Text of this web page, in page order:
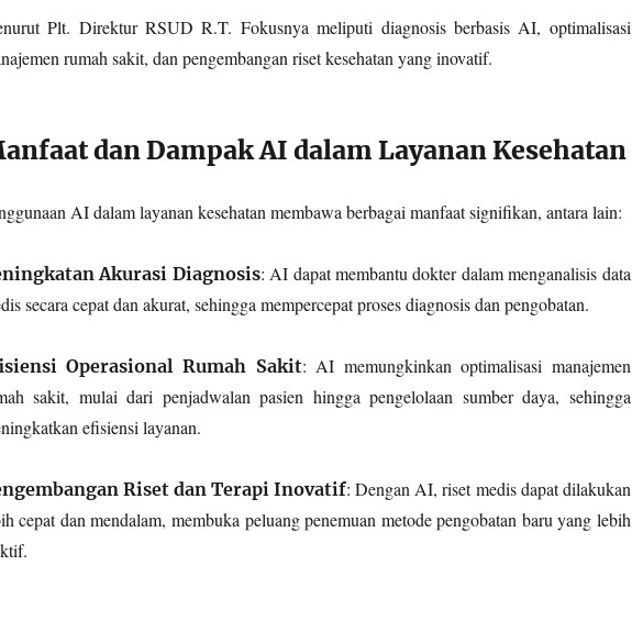
Plt. Direktur RSUD R.T. Fokusnya meliputi diagnosis berbasis AI, optimalisasi
rumah sakit, dan pengembangan riset kesehatan yang inovatif.
dan Dampak AI dalam Layanan Kesehatan
AI dalam layanan kesehatan membawa berbagai manfaat signifikan, antara lain:
Akurasi Diagnosis: AI dapat membantu dokter dalam menganalisis data
secara cepat dan akurat, sehingga mempercepat proses diagnosis dan pengobatan.
Operasional Rumah Sakit: AI memungkinkan optimalisasi manajemen
sakit, mulai dari penjadwalan pasien hingga pengelolaan sumber daya, sehingga
efisiensi layanan.
Riset dan Terapi Inovatif: Dengan AI, riset medis dapat dilakukan
cepat dan mendalam, membuka peluang penemuan metode pengobatan baru yang lebih